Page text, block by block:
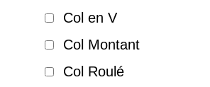
Col en V
Col Montant
Col Roulé